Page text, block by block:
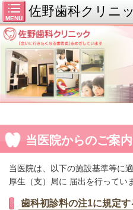
MENU 佐野歯科クリニ
当医院からのご案内
当医院は、以下の施設基準等に
厚生（支）局に 届出を行ってい
歯科初診料の注1に規定す